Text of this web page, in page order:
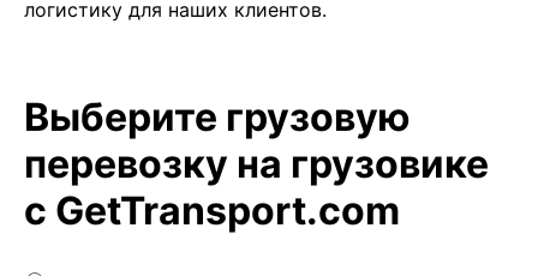
логистику для наших клиентов.
Выберите грузовую
перевозку на грузовике
с GetTransport.com